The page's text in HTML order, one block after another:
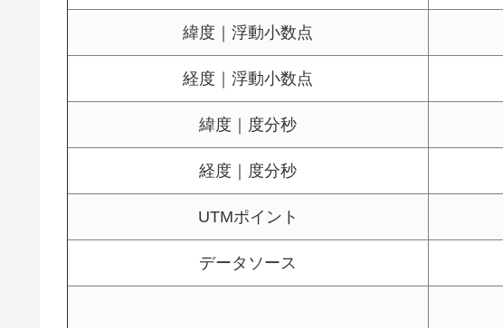
緯度｜浮動小数点
経度｜浮動小数点
緯度｜度分秒
経度｜度分秒
UTMポイント
データソース